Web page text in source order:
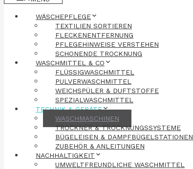
WÄSCHEPFLEGE
TEXTILIEN SORTIEREN
FLECKENENTFERNUNG
PFLEGEHINWEISE VERSTEHEN
SCHONENDE TROCKNUNG
WASCHMITTEL & CO
FLÜSSIGWASCHMITTEL
PULVERWASCHMITTEL
WEICHSPÜLER & DUFTSTOFFE
SPEZIALWASCHMITTEL
TECHNIK & GERÄTE
WASCHMASCHINEN
TROCKNER & TROCKNUNGSSYSTEME
BÜGELEISEN & DAMPFBÜGELSTATIONEN
ZUBEHÖR & ANLEITUNGEN
NACHHALTIGKEIT
UMWELTFREUNDLICHE WASCHMITTEL